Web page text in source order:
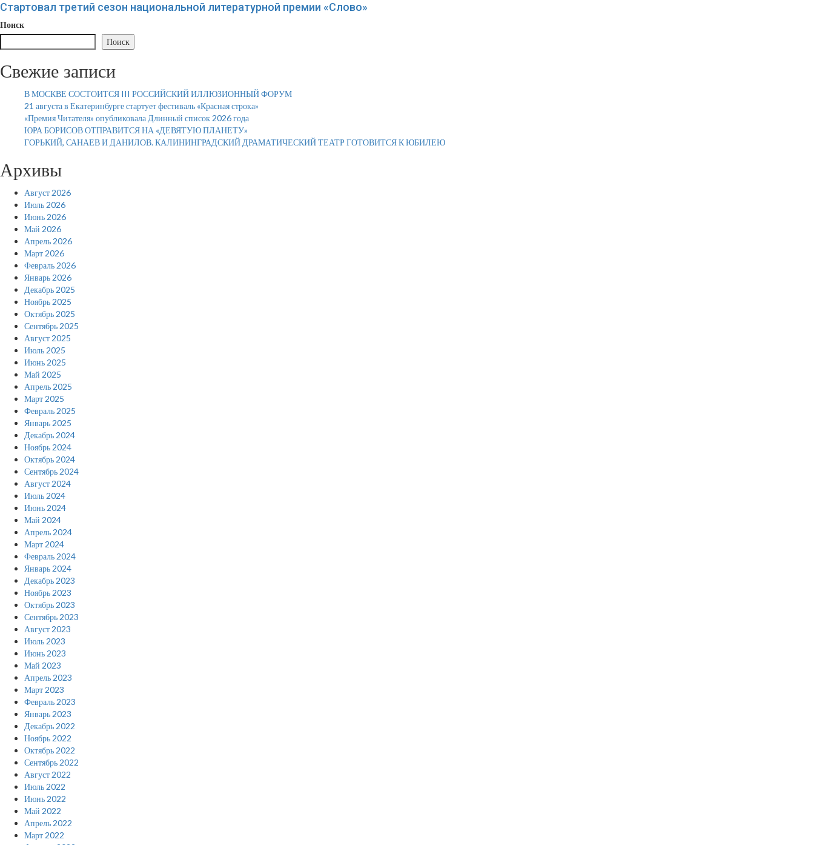
Стартовал третий сезон национальной литературной премии «Слово»
Поиск
Поиск
Свежие записи
В МОСКВЕ СОСТОИТСЯ III РОССИЙСКИЙ ИЛЛЮЗИОННЫЙ ФОРУМ
21 августа в Екатеринбурге стартует фестиваль «Красная строка»
«Премия Читателя» опубликовала Длинный список 2026 года
ЮРА БОРИСОВ ОТПРАВИТСЯ НА «ДЕВЯТУЮ ПЛАНЕТУ»
ГОРЬКИЙ, САНАЕВ И ДАНИЛОВ. КАЛИНИНГРАДСКИЙ ДРАМАТИЧЕСКИЙ ТЕАТР ГОТОВИТСЯ К ЮБИЛЕЮ
Архивы
Август 2026
Июль 2026
Июнь 2026
Май 2026
Апрель 2026
Март 2026
Февраль 2026
Январь 2026
Декабрь 2025
Ноябрь 2025
Октябрь 2025
Сентябрь 2025
Август 2025
Июль 2025
Июнь 2025
Май 2025
Апрель 2025
Март 2025
Февраль 2025
Январь 2025
Декабрь 2024
Ноябрь 2024
Октябрь 2024
Сентябрь 2024
Август 2024
Июль 2024
Июнь 2024
Май 2024
Апрель 2024
Март 2024
Февраль 2024
Январь 2024
Декабрь 2023
Ноябрь 2023
Октябрь 2023
Сентябрь 2023
Август 2023
Июль 2023
Июнь 2023
Май 2023
Апрель 2023
Март 2023
Февраль 2023
Январь 2023
Декабрь 2022
Ноябрь 2022
Октябрь 2022
Сентябрь 2022
Август 2022
Июль 2022
Июнь 2022
Май 2022
Апрель 2022
Март 2022